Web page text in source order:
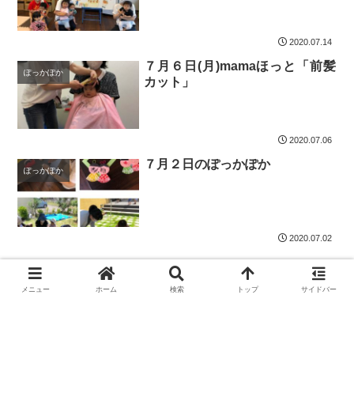
2020.07.14
ぽっかぽか
７月６日(月)mamaほっと「前髪
カット」
2020.07.06
ぽっかぽか ７月２日のぽっかぽか
2020.07.02
メニュー ホーム 検索 トップ サイドバー